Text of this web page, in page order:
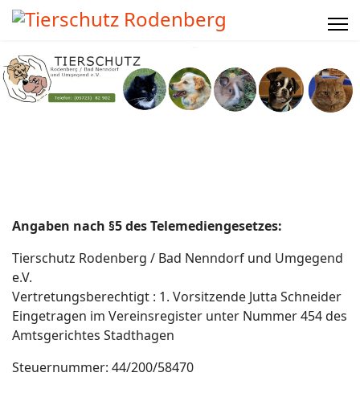
Angaben nach §5 des Telemediengesetzes:
Tierschutz Rodenberg / Bad Nenndorf und Umgegend
e.V.
Vertretungsberechtigt : 1. Vorsitzende Jutta Schneider
Eingetragen im Vereinsregister unter Nummer 454 des
Amtsgerichtes Stadthagen
Steuernummer: 44/200/58470